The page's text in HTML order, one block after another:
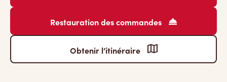
Restauration des commandes
Obtenir l’itinéraire